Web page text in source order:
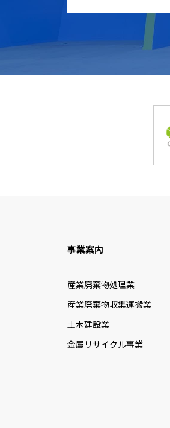
事業案内
産業廃棄物処理業
産業廃棄物収集運搬業
土木建設業
金属リサイクル事業